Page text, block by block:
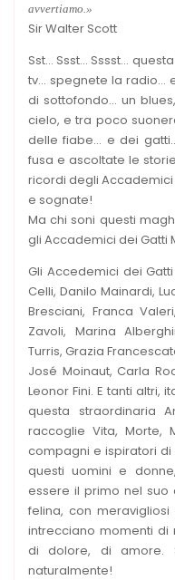
avvertiamo.»
Sir Walter Scott
Sst... Ssst... Sssst...
tv... spegnete la radio...
di sottofondo... un
cielo, e tra poco
delle fiabe... e dei
fusa e ascoltate le
ricordi degli Accademici
e sognate!
Ma chi soni questi
gli Accademici dei Gatti
Gli Accedemici dei
Celli, Danilo Mainardi,
Bresciani, Franca
Zavoli, Marina
Turris, Grazia
José Moinaut, Carla
Leonor Fini. E tanti altri,
questa straordinaria
raccoglie Vita, Morte,
compagni e ispiratori di
questi uomini e
essere il primo nel
felina, con
intrecciano momenti di
di dolore, di amore.
naturalmente!